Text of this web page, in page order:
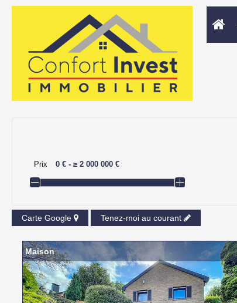
Prix 0 €- ≥ 2 000 000 €
Carte Google Tenez-moi au courant
Maison